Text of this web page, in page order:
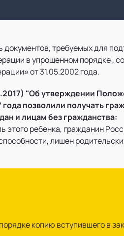
документов, требуемых для
в упрощенном порядке ,
от 31.05.2002 года.
"Об утверждении
позволили получать
и лицам без гражданства:
ребенка, гражданин
лишен
копию вступившего в